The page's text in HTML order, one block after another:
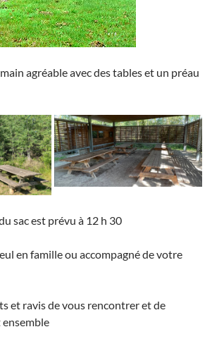
agréable avec des tables et un préau
sac est prévu à 12 h 30
en famille ou accompagné de votre
et ravis de vous rencontrer et de